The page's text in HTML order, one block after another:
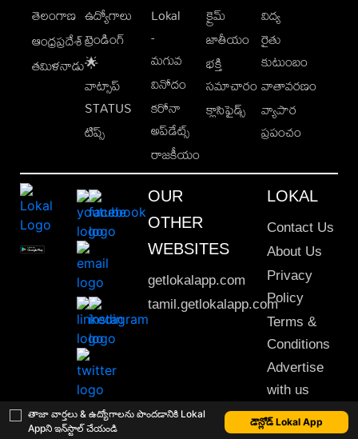
తాజా వార్తలు & ఉద్యోగాలను పొందడానికి Lokal
Appని ఇన్‌స్టాల్ చేయండి
డౌన్లోడ్ Lokal App
తెలంగాణ
ఆంధ్రప్రదేశ్
తమిళనాడు
ఉద్యోగాలు
ట్రెండింగ్
🌟
వాట్సాప్
STATUS
టిప్స్
Lokal
-
మగువ
వినోదం
కరోనా
అప్‌డేట్స్
రాజకీయం
క్రైమ్
జాతీయం
భక్తి
సమాచారం
క్లాసిఫైడ్స్
విద్య
రైతు
కుటుంబం
వాతావరణం
వ్యాపార
ప్రపంచం
OUR
OTHER
WEBSITES
getlokalapp.com
tamil.getlokalapp.com
LOKAL
Contact Us
About Us
Privacy
Policy
Terms &
Conditions
Advertise
with us
Sitemap
This material may not be published, transmitted, rewritten or redistributed. © 2020 Lokal App. All rights reserved.